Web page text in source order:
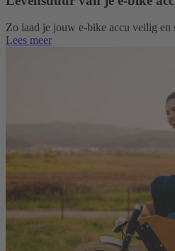
Zo laad je jouw e‑bike accu veilig en
Lees meer